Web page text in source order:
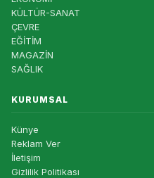
KÜLTÜR-SANAT
ÇEVRE
EĞİTİM
MAGAZİN
SAĞLIK
KURUMSAL
Künye
Reklam Ver
İletişim
Gizlilik Politikası